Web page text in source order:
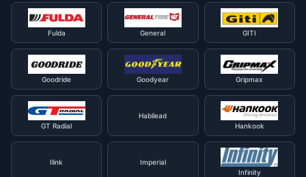
Fulda General GITI
Goodride Goodyear Gripmax
GT Radial
Habilead
Hankook
Ilink
Imperial
Infinity